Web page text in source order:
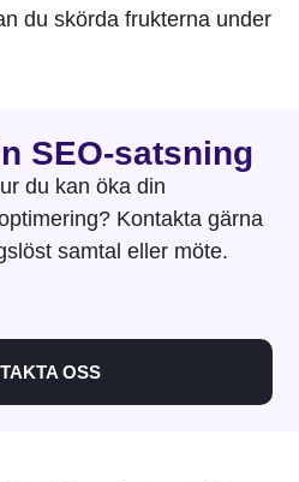
du skörda frukterna under
OSS
SEO-satsning
du kan öka din
Kontakta gärna
samtal eller möte.